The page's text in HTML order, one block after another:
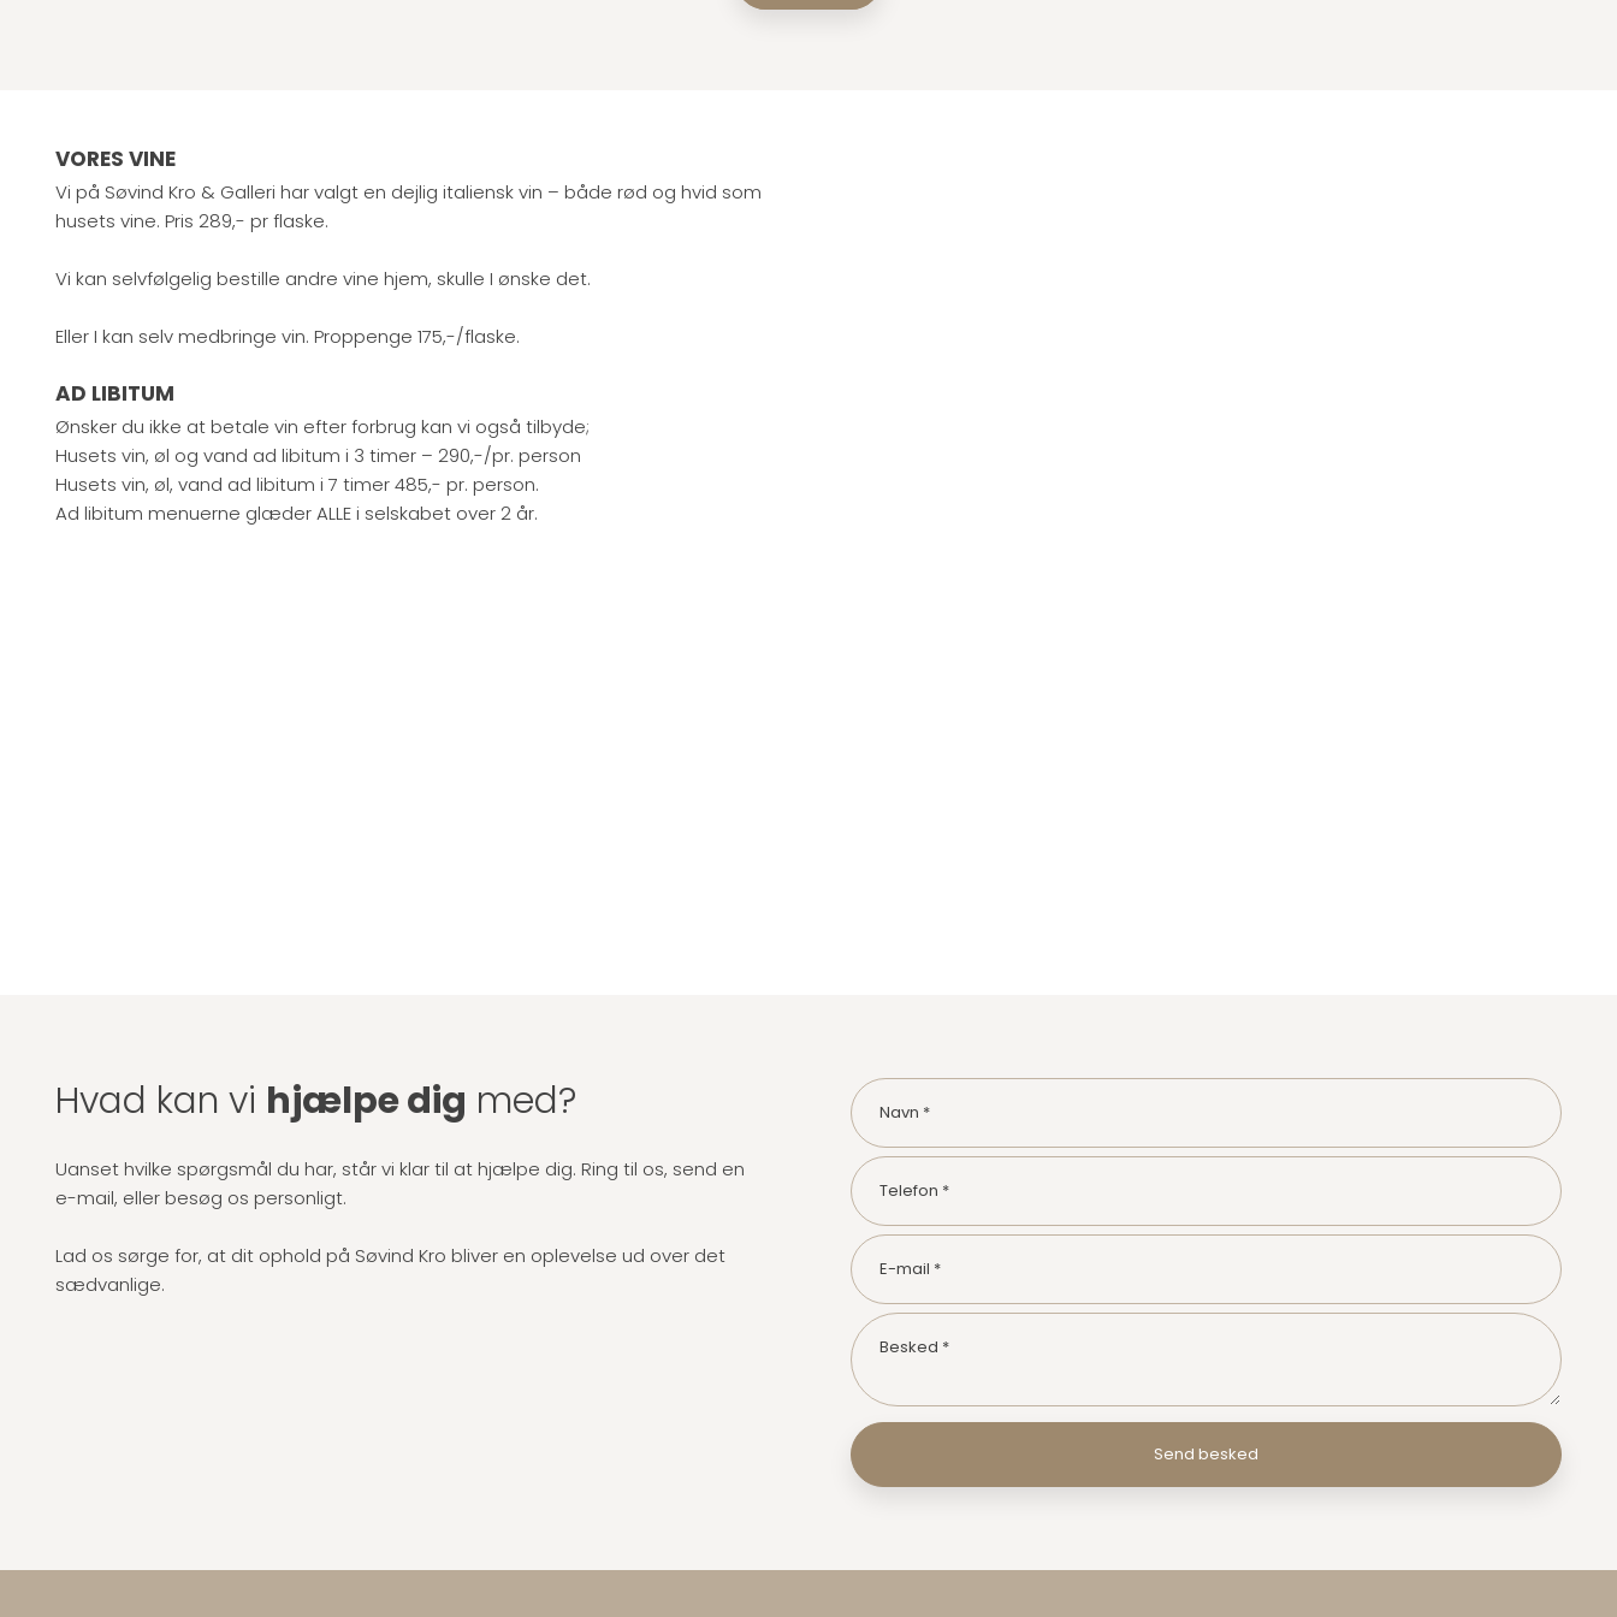
VORES VINE
Vi på Søvind Kro & Galleri har valgt en dejlig italiensk vin – både rød og hvid som
husets vine. Pris 289,- pr flaske.
Vi kan selvfølgelig bestille andre vine hjem, skulle I ønske det.
Eller I kan selv medbringe vin. Proppenge 175,-/flaske.
AD LIBITUM
Ønsker du ikke at betale vin efter forbrug kan vi også tilbyde;
Husets vin, øl og vand ad libitum i 3 timer – 290,-/pr. person
Husets vin, øl, vand ad libitum i 7 timer 485,- pr. person.
Ad libitum menuerne glæder ALLE i selskabet over 2 år.
Hvad kan vi hjælpe dig med?
Uanset hvilke spørgsmål du har, står vi klar til at hjælpe dig. Ring til os, send en
e-mail, eller besøg os personligt.
Lad os sørge for, at dit ophold på Søvind Kro bliver en oplevelse ud over det
sædvanlige.